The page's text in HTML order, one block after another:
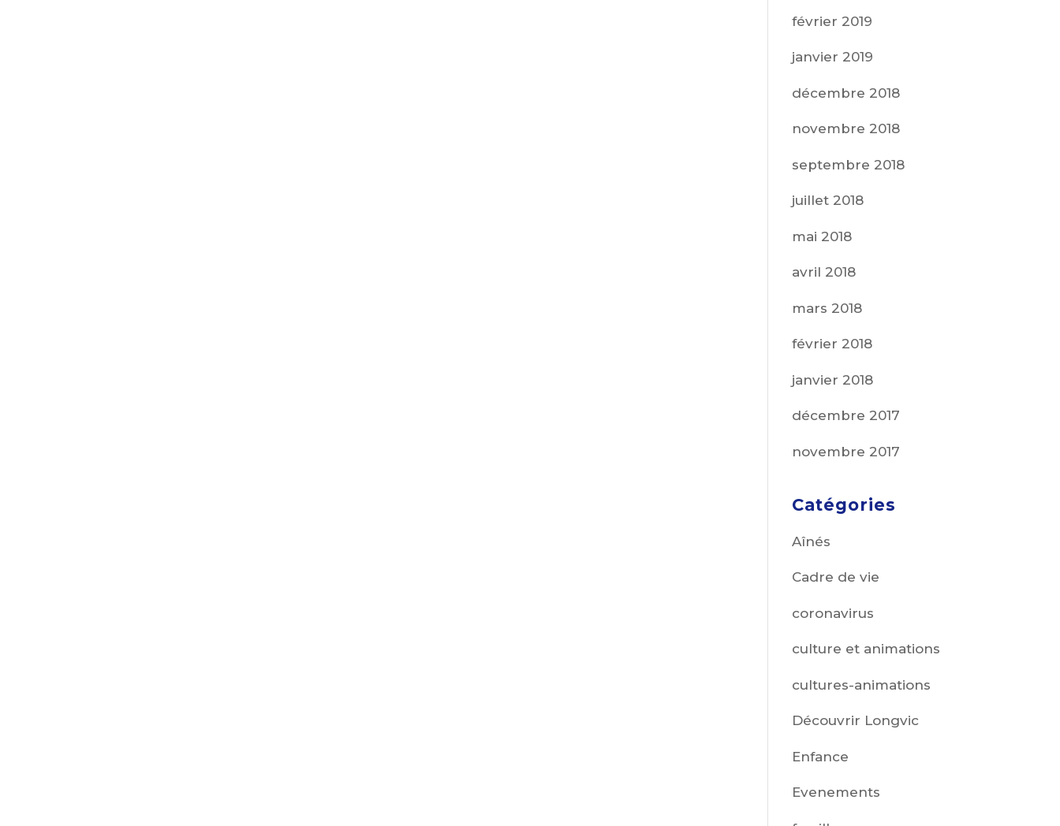
février 2019
janvier 2019
décembre 2018
novembre 2018
septembre 2018
juillet 2018
mai 2018
avril 2018
mars 2018
février 2018
janvier 2018
décembre 2017
novembre 2017
Catégories
Aînés
Cadre de vie
coronavirus
culture et animations
cultures-animations
Découvrir Longvic
Enfance
Evenements